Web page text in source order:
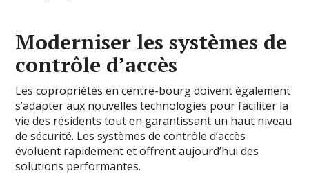
Moderniser les systèmes de
contrôle d’accès
Les copropriétés en centre-bourg doivent également
s’adapter aux nouvelles technologies pour faciliter la
vie des résidents tout en garantissant un haut niveau
de sécurité. Les systèmes de contrôle d’accès
évoluent rapidement et offrent aujourd’hui des
solutions performantes.